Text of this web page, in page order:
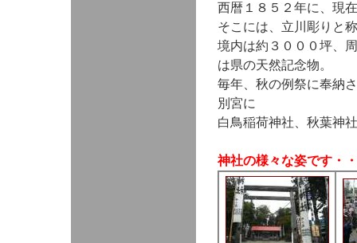
西暦１８５２年に、現
そこには、立川彫りと
境内は約３０００坪、
は県の天然記念物。
毎年、秋の例祭に奉納
別宮に
白鳥稲荷神社、秋葉神社
神社の様々な姿です・